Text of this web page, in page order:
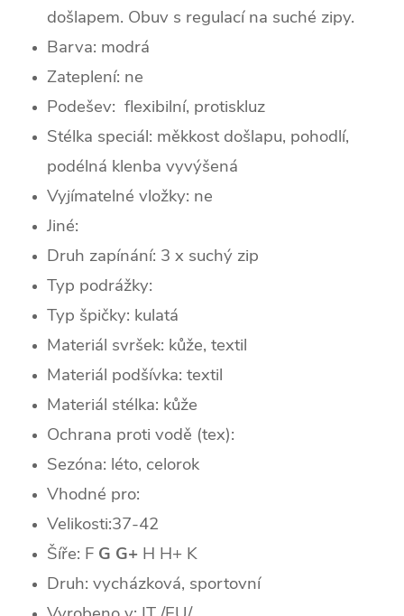
došlapem. Obuv s regulací na suché zipy.
Barva: modrá
Zateplení: ne
Podešev: flexibilní, protiskluz
Stélka speciál: měkkost došlapu, pohodlí,
podélná klenba vyvýšená
Vyjímatelné vložky: ne
Jiné:
Druh zapínání: 3 x suchý zip
Typ podrážky:
Typ špičky: kulatá
Materiál svršek: kůže, textil
Materiál podšívka: textil
Materiál stélka: kůže
Ochrana proti vodě (tex):
Sezóna: léto, celorok
Vhodné pro:
Velikosti:37-42
Šíře: F G G+ H H+ K
Druh: vycházková, sportovní